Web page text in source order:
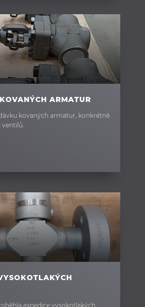
ARMATUR
kovaných armatur, konkrétně
ventilů.
expedice vysokotlakých